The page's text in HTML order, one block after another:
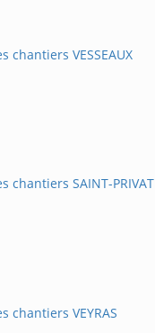
chantiers VESSEAUX
chantiers SAINT-PRIVAT
chantiers VEYRAS